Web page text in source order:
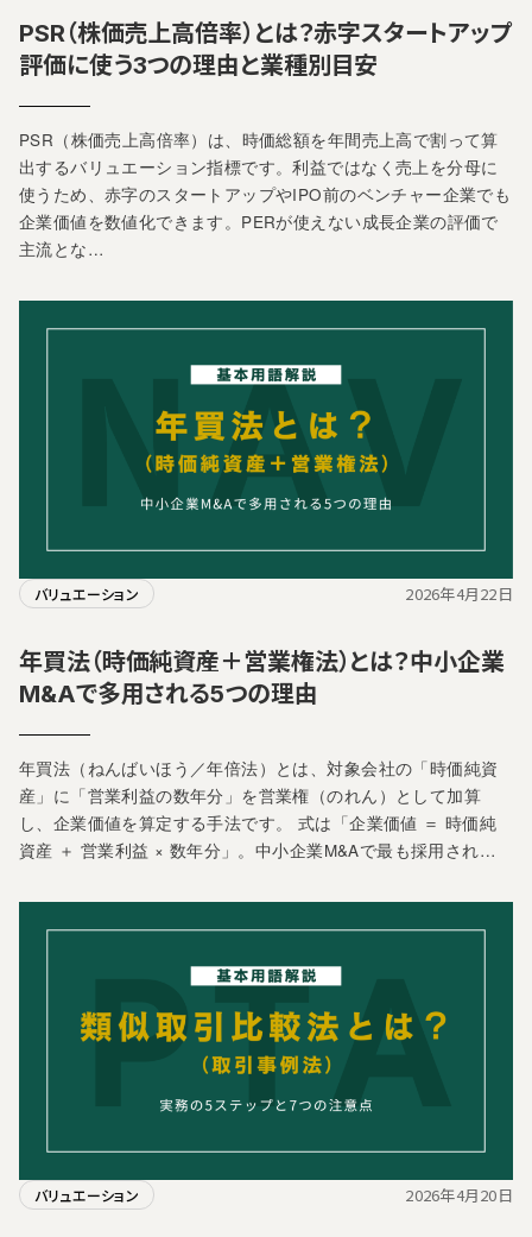
PSR（株価売上高倍率）とは？赤字スタートアップ
評価に使う3つの理由と業種別目安
PSR（株価売上高倍率）は、時価総額を年間売上高で割って算
出するバリュエーション指標です。利益ではなく売上を分母に
使うため、赤字のスタートアップやIPO前のベンチャー企業でも
企業価値を数値化できます。PERが使えない成長企業の評価で
主流とな…
バリュエーション 2026年4月22日
年買法（時価純資産＋営業権法）とは？中小企業
M&Aで多用される5つの理由
年買法（ねんばいほう／年倍法）とは、対象会社の「時価純資
産」に「営業利益の数年分」を営業権（のれん）として加算
し、企業価値を算定する手法です。 式は「企業価値 ＝ 時価純
資産 ＋ 営業利益 × 数年分」。中小企業M&Aで最も採用され…
バリュエーション 2026年4月20日